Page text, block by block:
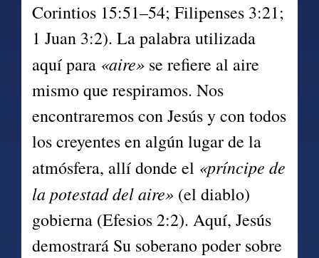
Corintios 15:51–54; Filipenses 3:21;
1 Juan 3:2). La palabra utilizada
aquí para «aire» se refiere al aire
mismo que respiramos. Nos
encontraremos con Jesús y con todos
los creyentes en algún lugar de la
atmósfera, allí donde el «príncipe de
la potestad del aire» (el diablo)
gobierna (Efesios 2:2). Aquí, Jesús
demostrará Su soberano poder sobre